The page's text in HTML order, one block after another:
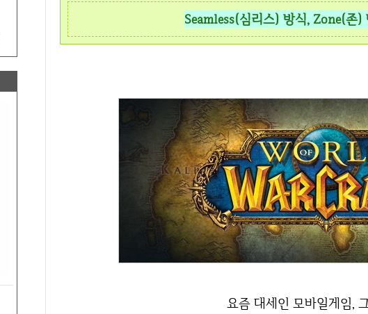
Seamless(심리스) 방식, Zone(존
요즘 대세인 모바일게임,